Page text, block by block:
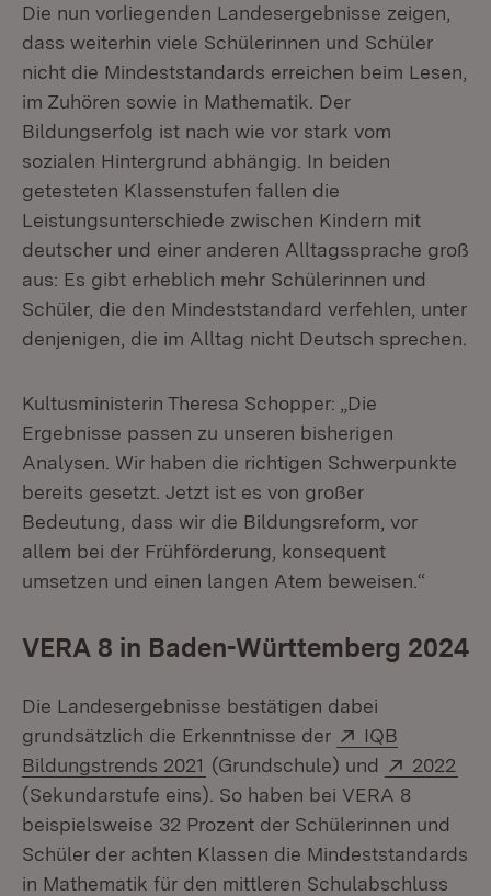
Die nun vorliegenden Landesergebnisse zeigen,
dass weiterhin viele Schülerinnen und Schüler
nicht die Mindeststandards erreichen beim Lesen,
im Zuhören sowie in Mathematik. Der
Bildungserfolg ist nach wie vor stark vom
sozialen Hintergrund abhängig. In beiden
getesteten Klassenstufen fallen die
Leistungsunterschiede zwischen Kindern mit
deutscher und einer anderen Alltagssprache groß
aus: Es gibt erheblich mehr Schülerinnen und
Schüler, die den Mindeststandard verfehlen, unter
denjenigen, die im Alltag nicht Deutsch sprechen.
Kultusministerin Theresa Schopper: „Die
Ergebnisse passen zu unseren bisherigen
Analysen. Wir haben die richtigen Schwerpunkte
bereits gesetzt. Jetzt ist es von großer
Bedeutung, dass wir die Bildungsreform, vor
allem bei der Frühförderung, konsequent
umsetzen und einen langen Atem beweisen.“
VERA 8 in Baden-Württemberg 2024
Die Landesergebnisse bestätigen dabei
grundsätzlich die Erkenntnisse der
Extern:
IQB
Bildungstrends 2021 (Öffnet in neuem Fenster)
(Grundschule) und Extern:
2022
(Sekundarstufe eins). So haben bei VERA 8
beispielsweise 32 Prozent der Schülerinnen und
Schüler der achten Klassen die Mindeststandards
in Mathematik für den mittleren Schulabschluss